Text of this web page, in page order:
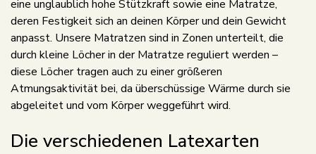
eine unglaublich hohe Stützkraft sowie eine Matratze,
deren Festigkeit sich an deinen Körper und dein Gewicht
anpasst. Unsere Matratzen sind in Zonen unterteilt, die
durch kleine Löcher in der Matratze reguliert werden –
diese Löcher tragen auch zu einer größeren
Atmungsaktivität bei, da überschüssige Wärme durch sie
abgeleitet und vom Körper weggeführt wird.
Die verschiedenen Latexarten